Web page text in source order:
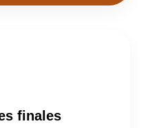
finales